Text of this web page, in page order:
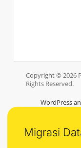
Copyright © 2026
Rights Reserved.
WordPress
Migrasi